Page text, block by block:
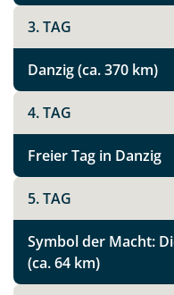
3. TAG
Danzig (ca. 370 km)
4. TAG
Freier Tag in Danzig
5. TAG
Symbol der Macht:
(ca. 64 km)